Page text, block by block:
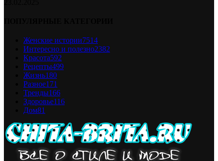
Женские истории7514
Интересно и полезно2382
Красота592
Рецепты499
Жизнь180
Разное171
Тренды166
Здоровье116
Дом81